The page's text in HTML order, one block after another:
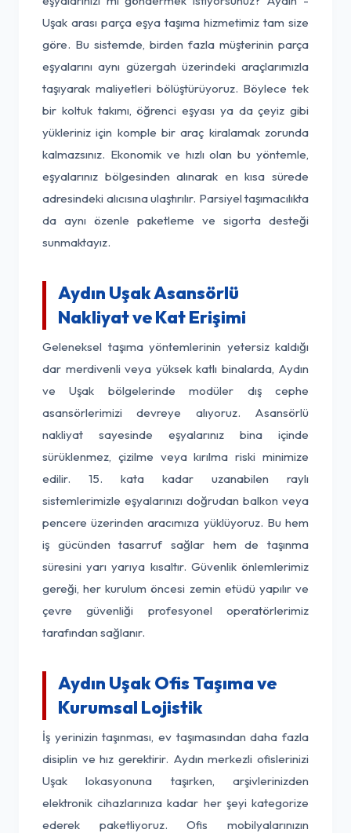
Uşak arası parça eşya taşıma hizmetimiz tam size
göre. Bu sistemde, birden fazla müşterinin parça
eşyalarını aynı güzergah üzerindeki araçlarımızla
taşıyarak maliyetleri bölüştürüyoruz. Böylece tek
bir koltuk takımı, öğrenci eşyası ya da çeyiz gibi
yükleriniz için komple bir araç kiralamak zorunda
kalmazsınız. Ekonomik ve hızlı olan bu yöntemle,
eşyalarınız bölgesinden alınarak en kısa sürede
adresindeki alıcısına ulaştırılır. Parsiyel taşımacılıkta
da aynı özenle paketleme ve sigorta desteği
sunmaktayız.
Aydın Uşak Asansörlü
Nakliyat ve Kat Erişimi
Geleneksel taşıma yöntemlerinin yetersiz kaldığı
dar merdivenli veya yüksek katlı binalarda, Aydın
ve Uşak bölgelerinde modüler dış cephe
asansörlerimizi devreye alıyoruz. Asansörlü
nakliyat sayesinde eşyalarınız bina içinde
sürüklenmez, çizilme veya kırılma riski minimize
edilir. 15. kata kadar uzanabilen raylı
sistemlerimizle eşyalarınızı doğrudan balkon veya
pencere üzerinden aracımıza yüklüyoruz. Bu hem
iş gücünden tasarruf sağlar hem de taşınma
süresini yarı yarıya kısaltır. Güvenlik önlemlerimiz
gereği, her kurulum öncesi zemin etüdü yapılır ve
çevre güvenliği profesyonel operatörlerimiz
tarafından sağlanır.
Aydın Uşak Ofis Taşıma ve
Kurumsal Lojistik
İş yerinizin taşınması, ev taşımasından daha fazla
disiplin ve hız gerektirir. Aydın merkezli ofislerinizi
Uşak lokasyonuna taşırken, arşivlerinizden
elektronik cihazlarınıza kadar her şeyi kategorize
ederek paketliyoruz. Ofis mobilyalarınızın